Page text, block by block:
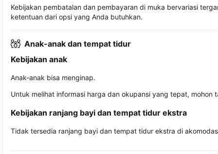
Kebijakan pembatalan dan pembayaran di muka bervariasi
ketentuan dari opsi yang Anda butuhkan.
Anak-anak dan tempat tidur
Kebijakan anak
Anak-anak bisa menginap.
Untuk melihat informasi harga dan okupansi yang tepat,
Kebijakan ranjang bayi dan tempat tidur ekstra
Tidak tersedia ranjang bayi dan tempat tidur ekstra di